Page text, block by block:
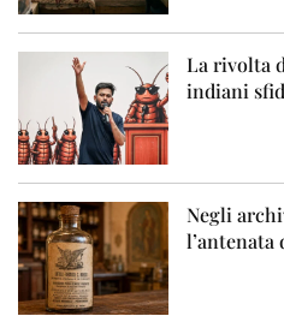
La rivolta
indiani
Negli
l’antenata